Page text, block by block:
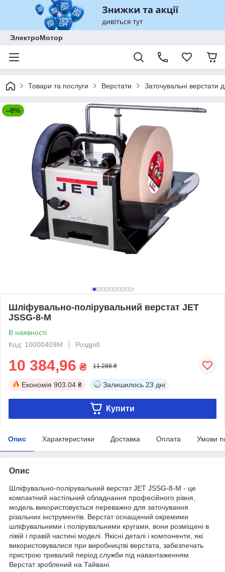
ЭлектроМотор
Товари та послуги Верстати Заточувальні верстати
–8%
Шліфувально-полірувальний верстат JET
JSSG-8-M
В наявності
Код: 10000409M
Роздріб
10 384,96 ₴ 11 288 ₴
Економія 903.04 ₴ Залишилось 23 дні
Купити
Опис Характеристики Доставка Оплата Умови
Опис
Шліфувально-полірувальний верстат JET JSSG-8-M - це
компактний настільний обладнання професійного рівня,
модель використовується переважно для заточування
різальних інструментів. Верстат оснащений окремими
шліфувальними і полірувальними кругами, вони розміщені в
лівій і правій частині моделі. Якісні деталі і компоненти, які
використовувалися при виробництві верстата, забезпечать
пристрою тривалий період служби під навантаженням.
Верстат зроблений на Тайвані.